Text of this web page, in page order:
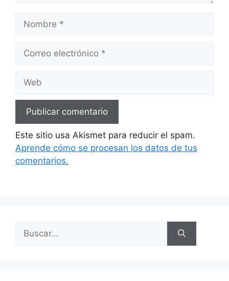
Nombre
Correo
Web
Este sitio usa Akismet para reducir el spam.
Aprende cómo se procesan los datos de tus
comentarios.